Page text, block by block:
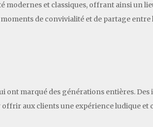
modernes et classiques, offrant ainsi un
de convivialité et de partage entre
ont marqué des générations entières.
aux clients une expérience ludique et